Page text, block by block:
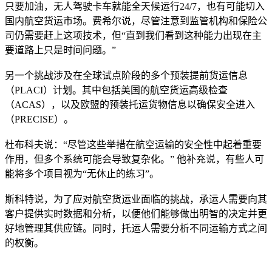
只要加油，无人驾驶卡车就能全天候运行24/7，也有可能切入
国内航空货运市场。费希尔说，尽管注意到监管机构和保险公
司仍需要赶上这项技术，但“直到我们看到这种能力出现在主
要道路上只是时间问题。”
另一个挑战涉及在全球试点阶段的多个预装提前货运信息
（PLACI）计划。其中包括美国的航空货运高级检查
（ACAS），以及欧盟的预装托运货物信息以确保安全进入
（PRECISE）。
杜布科夫说：“尽管这些举措在航空运输的安全性中起着重要
作用，但多个系统可能会导致复杂化。” 他补充说，有些人可
能将多个项目视为“无休止的练习”。
斯科特说，为了应对航空货运业面临的挑战，承运人需要向其
客户提供实时数据和分析，以便他们能够做出明智的决定并更
好地管理其供应链。同时，托运人需要分析不同运输方式之间
的权衡。